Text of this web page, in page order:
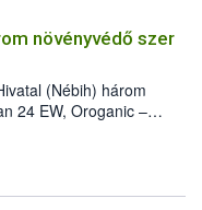
a szlovák
megállítása érdekében.
növényvédő szer
(Nébih) három
24 EW, Oroganic –
szüretet követően,
károsító elleni további